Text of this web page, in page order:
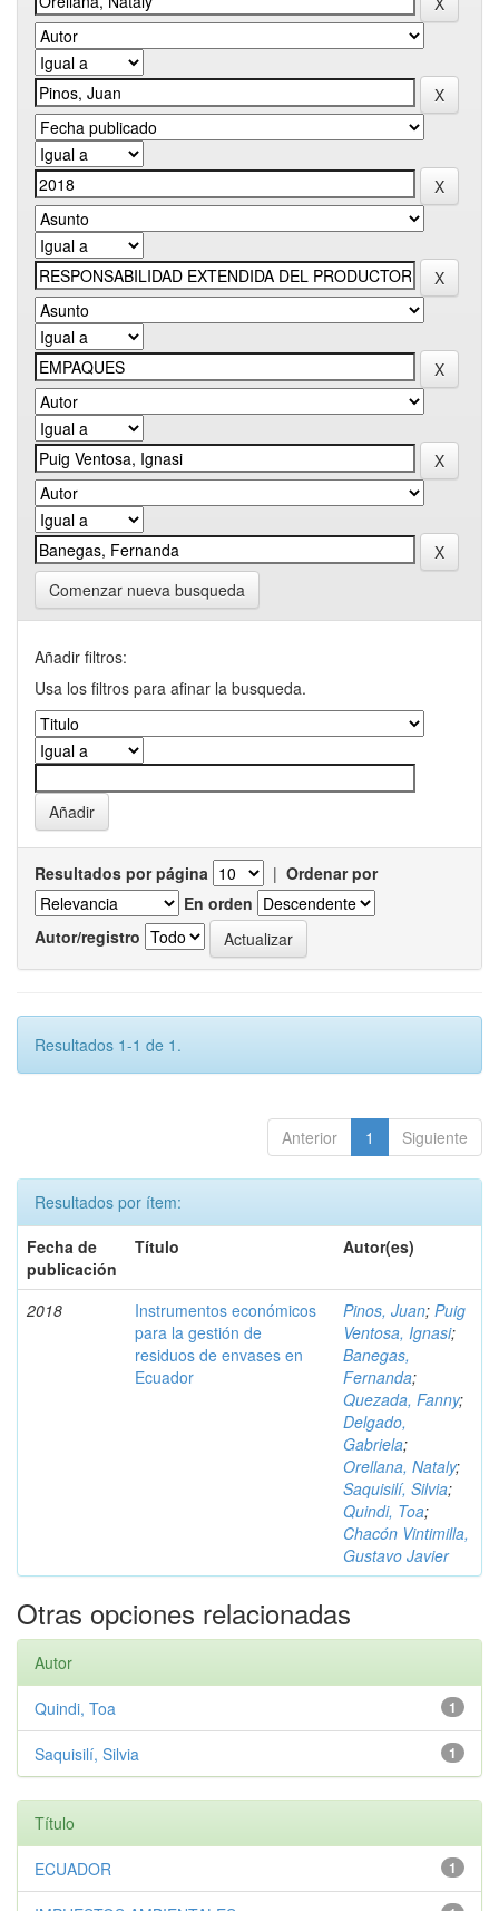
Comenzar nueva busqueda
Añadir filtros:
Usa los filtros para afinar la busqueda.
Resultados por página | Ordenar por
En orden
Autor/registro
Resultados 1-1 de 1.
Anterior 1 Siguiente
Resultados por ítem:
Fecha de
publicación
Título Autor(es)
2018
Instrumentos económicos
para la gestión de
residuos de envases en
Ecuador
Pinos, Juan; Puig
Ventosa, Ignasi;
Banegas,
Fernanda;
Quezada, Fanny;
Delgado,
Gabriela;
Orellana, Nataly;
Saquisilí, Silvia;
Quindi, Toa;
Chacón Vintimilla,
Gustavo Javier
Otras opciones relacionadas
Autor
1
Quindi, Toa
1
Saquisilí, Silvia
Título
1
ECUADOR